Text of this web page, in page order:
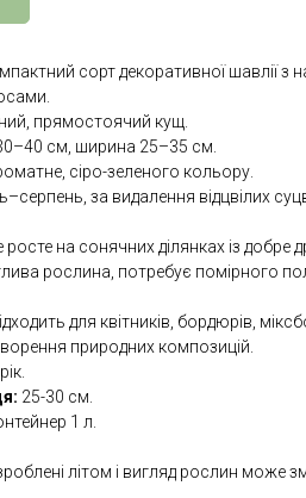
сорт декоративної шавлії з
прямостоячий кущ.
см, ширина 25–35 см.
сіро-зеленого кольору.
за видалення відцвілих
на сонячних ділянках із добре
рослина, потребує помірного
для квітників, бордюрів,
природних композицій.
25-30 см.
1 л.
літом і вигляд рослин може